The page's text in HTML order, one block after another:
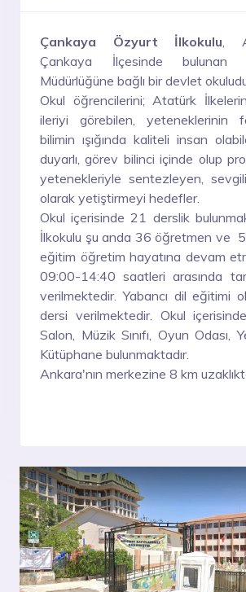
Çankaya Özyurt İlkokulu,
Çankaya İlçesinde bulunan
Müdürlüğüne bağlı bir devlet
Okul öğrencilerini; Atatürk
ileriyi görebilen, yeteneklerinin
bilimin ışığında kaliteli insan
duyarlı, görev bilinci içinde olup
yetenekleriyle sentezleyen,
olarak yetiştirmeyi hedefler.
Okul içerisinde 21 derslik
İlkokulu şu anda 36 öğretmen ve
eğitim öğretim hayatına devam
09:00-14:40 saatleri arasında
verilmektedir. Yabancı dil eğitimi
dersi verilmektedir. Okul
Salon, Müzik Sınıfı, Oyun Odası,
Kütüphane bulunmaktadır.
Ankara'nın merkezine 8 km